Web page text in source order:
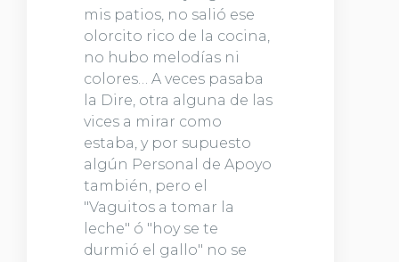
mis patios, no salió ese
olorcito rico de la cocina,
no hubo melodías ni
colores… A veces pasaba
la Dire, otra alguna de las
vices a mirar como
estaba, y por supuesto
algún Personal de Apoyo
también, pero el
"Vaguitos a tomar la
leche" ó "hoy se te
durmió el gallo" no se